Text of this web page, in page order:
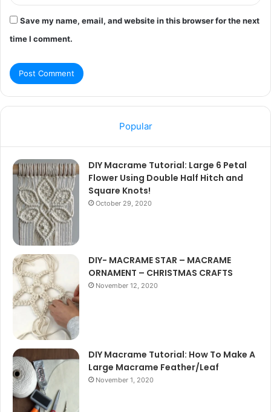
Save my name, email, and website in this browser for the next
time I comment.
Popular
DIY Macrame Tutorial: Large 6 Petal
Flower Using Double Half Hitch and
Square Knots!
October 29, 2020
DIY- MACRAME STAR – MACRAME
ORNAMENT – CHRISTMAS CRAFTS
November 12, 2020
DIY Macrame Tutorial: How To Make A
Large Macrame Feather/Leaf
November 1, 2020